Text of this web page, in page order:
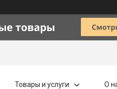
Товары и услуги О